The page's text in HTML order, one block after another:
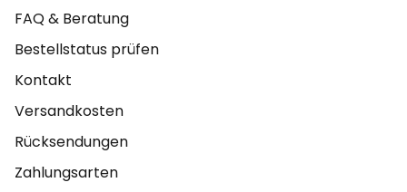
FAQ & Beratung
Bestellstatus prüfen
Kontakt
Versandkosten
Rücksendungen
Zahlungsarten